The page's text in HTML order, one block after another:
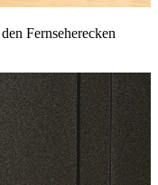
Fernseherecken